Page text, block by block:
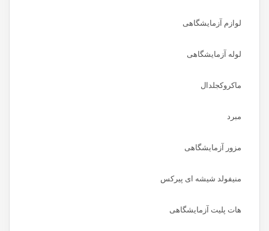
لوازم آزمایشگاهی
لوله آزمایشگاهی
ماکروکجلدال
مبرد
مزور آزمایشگاهی
منیفولد شیشه ای پیرکس
هات پلیت آزمایشگاهی